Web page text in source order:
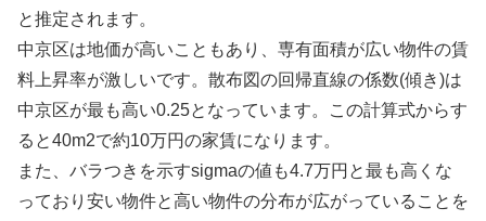
と推定されます。
中京区は地価が高いこともあり、専有面積が広い物件の賃
料上昇率が激しいです。散布図の回帰直線の係数(傾き)は
中京区が最も高い0.25となっています。この計算式からす
ると40m2で約10万円の家賃になります。
また、バラつきを示すsigmaの値も4.7万円と最も高くな
っており安い物件と高い物件の分布が広がっていることを